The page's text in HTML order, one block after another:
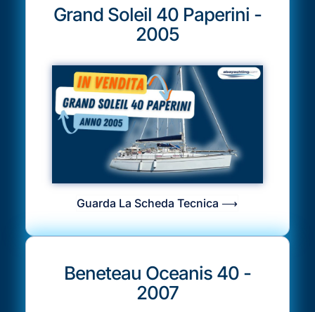
Grand Soleil 40 Paperini -
2005
Guarda La Scheda Tecnica ⟶
Beneteau Oceanis 40 -
2007